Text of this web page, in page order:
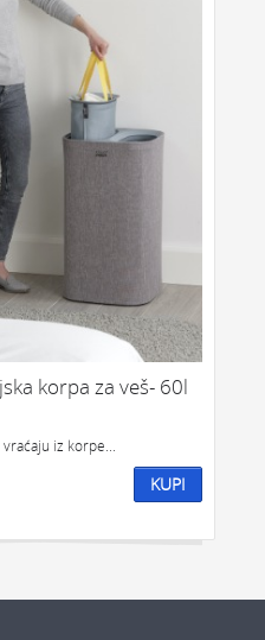
korpa za veš- 60l
iz korpe...
KUPI